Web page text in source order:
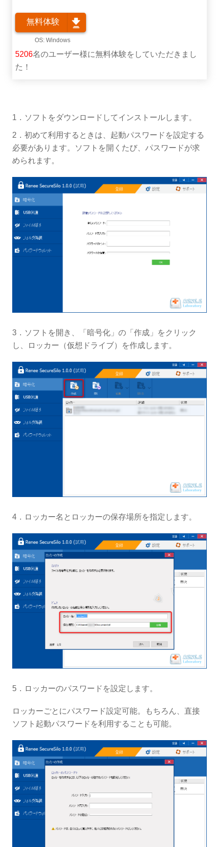
無料体験
5206名のユーザー様に無料体験をしていただきまし
た！
1．ソフトをダウンロードしてインストールします。
2．初めて利用するときは、起動パスワードを設定する
必要があります。ソフトを開くたび、パスワードが求
められます。
3．ソフトを開き、「暗号化」の「作成」をクリック
し、ロッカー（仮想ドライブ）を作成します。
4．ロッカー名とロッカーの保存場所を指定します。
5．ロッカーのパスワードを設定します。
ロッカーごとにパスワード設定可能。もちろん、直接
ソフト起動パスワードを利用することも可能。